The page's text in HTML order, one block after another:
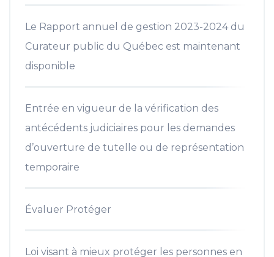
Le Rapport annuel de gestion 2023-2024 du
Curateur public du Québec est maintenant
disponible
Entrée en vigueur de la vérification des
antécédents judiciaires pour les demandes
d’ouverture de tutelle ou de représentation
temporaire
Évaluer Protéger
Loi visant à mieux protéger les personnes en